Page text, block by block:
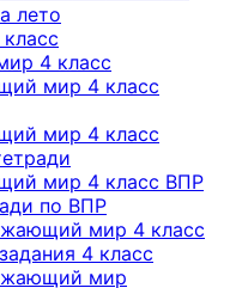
лето
4 класс
мир 4 класс
мир 4 класс
мир 4 класс ВПР
по ВПР
мир 4 класс
4 класс
мир